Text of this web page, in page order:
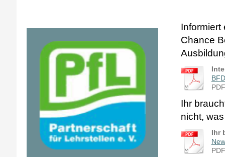
Informiert
Chance
Ihr
nicht,